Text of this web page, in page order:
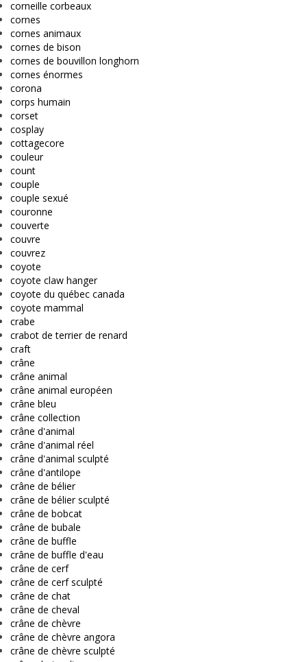
corneille corbeaux
cornes
cornes animaux
cornes de bison
cornes de bouvillon longhorn
cornes énormes
corona
corps humain
corset
cosplay
cottagecore
couleur
count
couple
couple sexué
couronne
couverte
couvre
couvrez
coyote
coyote claw hanger
coyote du québec canada
coyote mammal
crabe
crabot de terrier de renard
craft
crâne
crâne animal
crâne animal européen
crâne bleu
crâne collection
crâne d'animal
crâne d'animal réel
crâne d'animal sculpté
crâne d'antilope
crâne de bélier
crâne de bélier sculpté
crâne de bobcat
crâne de bubale
crâne de buffle
crâne de buffle d'eau
crâne de cerf
crâne de cerf sculpté
crâne de chat
crâne de cheval
crâne de chèvre
crâne de chèvre angora
crâne de chèvre sculpté